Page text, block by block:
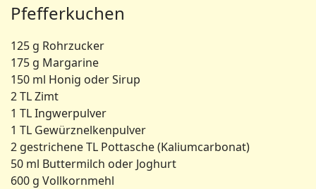
Pfefferkuchen
125 g Rohrzucker
175 g Margarine
150 ml Honig oder Sirup
2 TL Zimt
1 TL Ingwerpulver
1 TL Gewürznelkenpulver
2 gestrichene TL Pottasche (Kaliumcarbonat)
50 ml Buttermilch oder Joghurt
600 g Vollkornmehl